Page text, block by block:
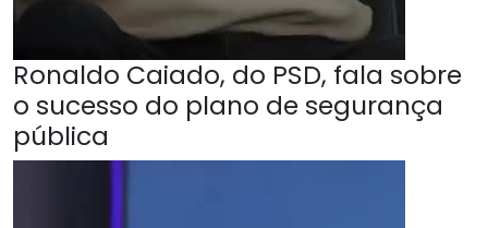
Ronaldo Caiado, do PSD, fala sobre
o sucesso do plano de segurança
pública